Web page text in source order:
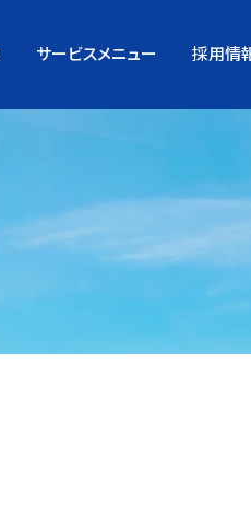
サービスメニュー 採用情